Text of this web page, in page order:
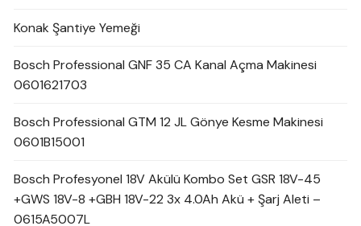
Konak Şantiye Yemeği
Bosch Professional GNF 35 CA Kanal Açma Makinesi
0601621703
Bosch Professional GTM 12 JL Gönye Kesme Makinesi
0601B15001
Bosch Profesyonel 18V Akülü Kombo Set GSR 18V-45
+GWS 18V-8 +GBH 18V-22 3x 4.0Ah Akü + Şarj Aleti –
0615A5007L